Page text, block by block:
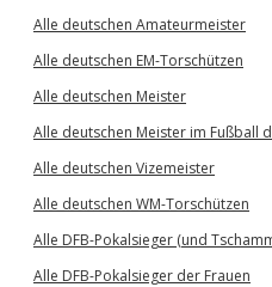
Alle deutschen Amateurmeister
Alle deutschen EM-Torschützen
Alle deutschen Meister
Alle deutschen Meister im Fußball
Alle deutschen Vizemeister
Alle deutschen WM-Torschützen
Alle DFB-Pokalsieger (und
Alle DFB-Pokalsieger der Frauen